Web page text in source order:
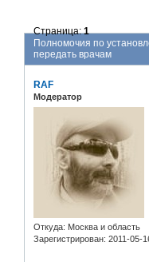
Полномочия по
передать врачам
Страница:1
RAF
Модератор
Откуда: Москва и область
Зарегистрирован: 2011-05-